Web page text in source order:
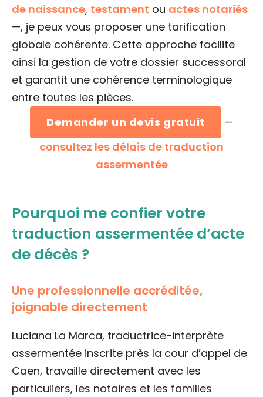
de naissance, testament ou actes notariés
—, je peux vous proposer une tarification
globale cohérente. Cette approche facilite
ainsi la gestion de votre dossier successoral
et garantit une cohérence terminologique
entre toutes les pièces.
Demander un devis gratuit
—
consultez les délais de traduction
assermentée
Pourquoi me confier votre
traduction assermentée d’acte
de décès ?
Une professionnelle accréditée,
joignable directement
Luciana La Marca, traductrice-interprète
assermentée inscrite près la cour d’appel de
Caen, travaille directement avec les
particuliers, les notaires et les familles